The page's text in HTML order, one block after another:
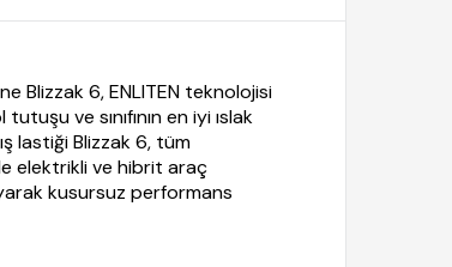
Blizzak 6, ENLITEN teknolojisi
ve sınıfının en iyi ıslak
lastiği Blizzak 6, tüm
elektrikli ve hibrit araç
kusursuz performans